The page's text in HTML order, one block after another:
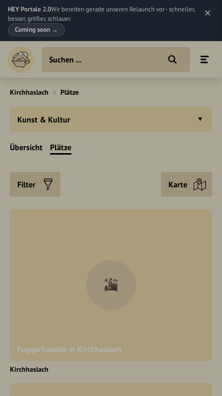
HEY Portale 2.0Wir bereiten gerade unseren Relaunch vor - schneller,
besser, größer, schlauer.
Coming soon →
Kirchhaslach Plätze
Kunst & Kultur
Übersicht Plätze
Filter Karte
Fuggerkapelle in Kirchhaslach
Kirchhaslach